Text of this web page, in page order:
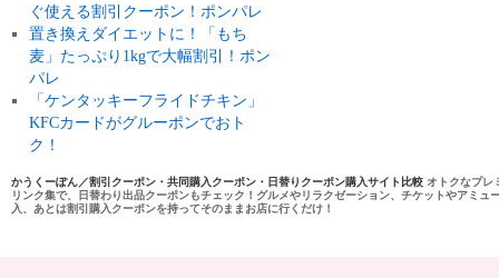
ぐ使える割引クーポン！ポンパレ
置き換えダイエットに！「もち
麦」たっぷり1kgで大幅割引！ポン
パレ
「ケンタッキーフライドチキン」
KFCカードがグルーポンでおト
ク！
かうくーぽん／割引クーポン・共同購入クーポン・日替りクーポン購入サイト比較 オトクなプレ
リンク集で、日替わり出品クーポンもチェック！グルメやリラクゼーション、チケットやアミ
入、あとは割引購入クーポンを持ってそのままお店に行くだけ！